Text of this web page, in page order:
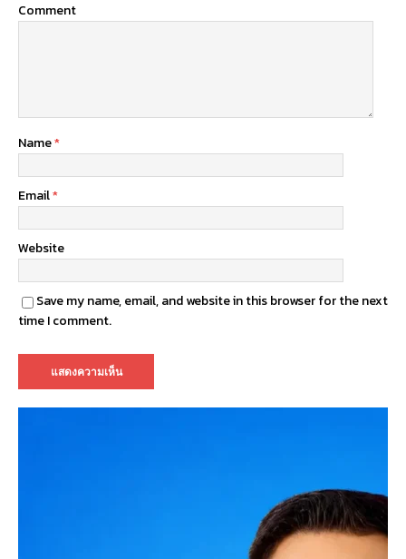
Comment
Name*
Email*
Website
Save my name, email, and website in this browser for the next
time I comment.